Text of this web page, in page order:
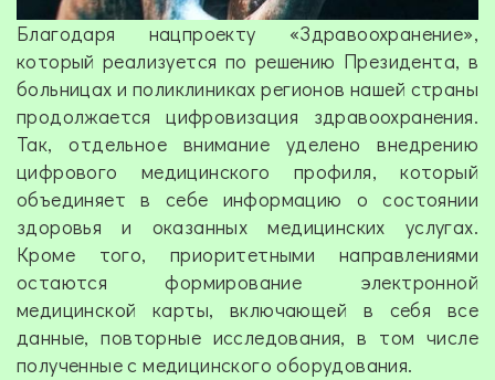
Благодаря нацпроекту «Здравоохранение»,
который реализуется по решению Президента, в
больницах и поликлиниках регионов нашей страны
продолжается цифровизация здравоохранения.
Так, отдельное внимание уделено внедрению
цифрового медицинского профиля, который
объединяет в себе информацию о состоянии
здоровья и оказанных медицинских услугах.
Кроме того, приоритетными направлениями
остаются формирование электронной
медицинской карты, включающей в себя все
данные, повторные исследования, в том числе
полученные с медицинского оборудования.